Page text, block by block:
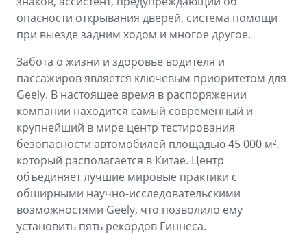
опасности открывания дверей, система помощи
при выезде задним ходом и многое другое.
Забота о жизни и здоровье водителя и
пассажиров является ключевым приоритетом для
Geely. В настоящее время в распоряжении
компании находится самый современный и
крупнейший в мире центр тестирования
безопасности автомобилей площадью 45 000 м²,
который располагается в Китае. Центр
объединяет лучшие мировые практики с
обширными научно-исследовательскими
возможностями Geely, что позволило ему
установить пять рекордов Гиннеса.